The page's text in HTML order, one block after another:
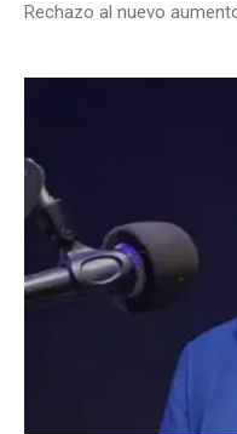
Rechazo al nuevo